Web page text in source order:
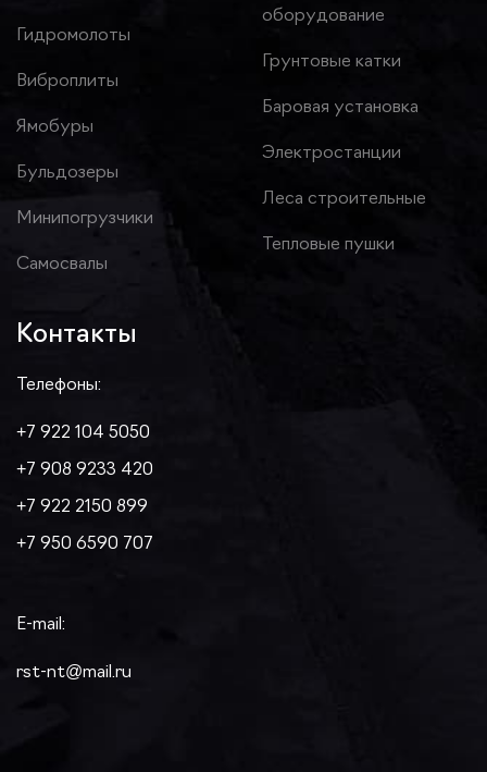
Гидромолоты
Виброплиты
Ямобуры
Бульдозеры
Минипогрузчики
Самосвалы
оборудование
Грунтовые катки
Баровая установка
Электростанции
Леса строительные
Тепловые пушки
Контакты
Телефоны:
+7 922 104 5050
+7 908 9233 420
+7 922 2150 899
+7 950 6590 707
E-mail:
rst-nt@mail.ru